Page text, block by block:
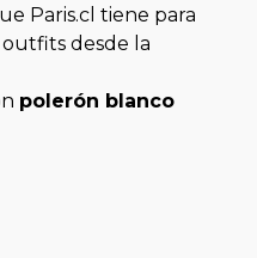
Paris.cl tiene para
outfits desde la
polerón blanco